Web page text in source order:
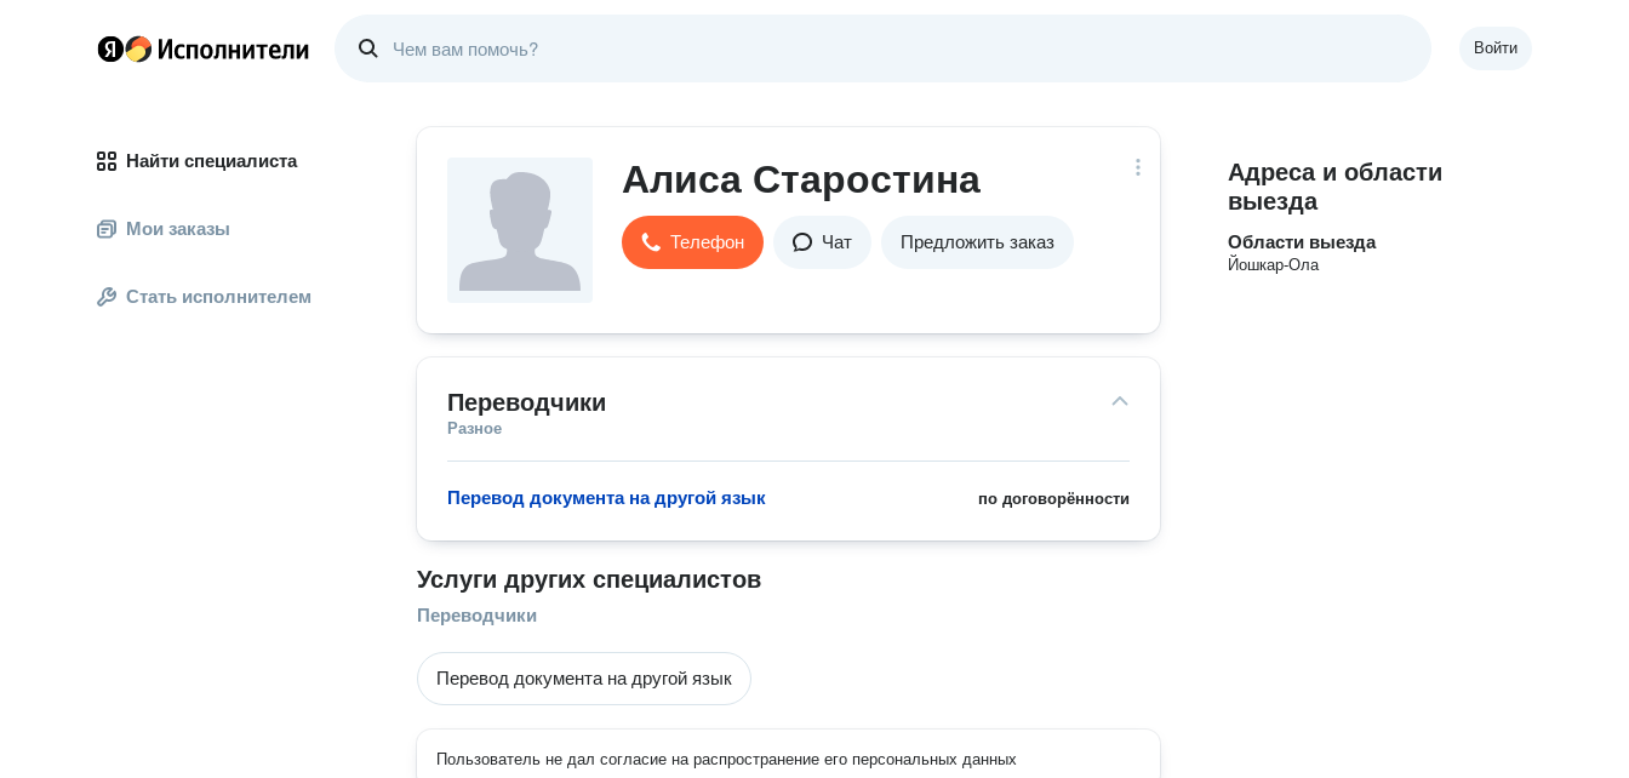
Войти
Найти специалиста
Мои заказы
Стать исполнителем
Алиса Старостина
Телефон Чат Предложить заказ
Переводчики
Разное
по договорённости
Перевод документа на другой язык
Услуги других специалистов
Переводчики
Перевод документа на другой язык
Пользователь не дал согласие на распространение его персональных данных
Адреса и области
выезда
Области выезда
Йошкар-Ола